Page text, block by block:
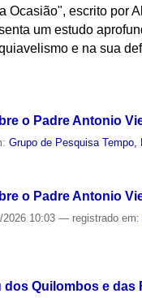
Ocasião", escrito por
um estudo
e na sua
o Padre Antonio
Grupo de Pesquisa
o Padre Antonio
2026 10:03— registrado
Quilombos e das